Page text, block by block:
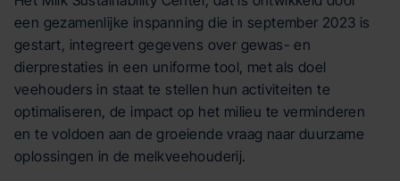
een gezamenlijke inspanning die in september 2023 is
gestart, integreert gegevens over gewas- en
dierprestaties in een uniforme tool, met als doel
veehouders in staat te stellen hun activiteiten te
optimaliseren, de impact op het milieu te verminderen
en te voldoen aan de groeiende vraag naar duurzame
oplossingen in de melkveehouderij.